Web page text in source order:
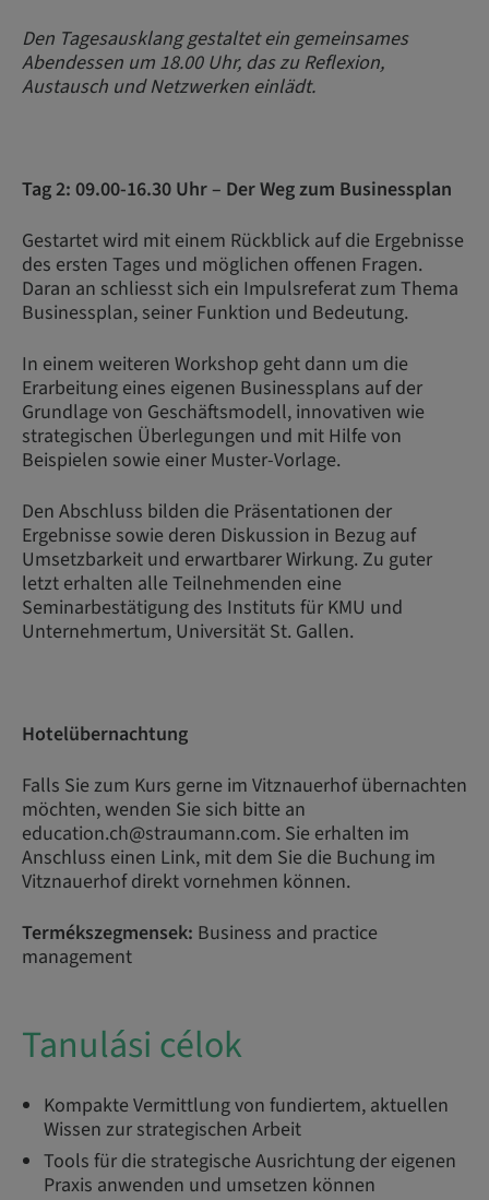
Den Tagesausklang gestaltet ein gemeinsames
Abendessen um 18.00 Uhr, das zu Reflexion,
Austausch und Netzwerken einlädt.
Tag 2: 09.00-16.30 Uhr – Der Weg zum Businessplan
Gestartet wird mit einem Rückblick auf die Ergebnisse
des ersten Tages und möglichen offenen Fragen.
Daran an schliesst sich ein Impulsreferat zum Thema
Businessplan, seiner Funktion und Bedeutung.
In einem weiteren Workshop geht dann um die
Erarbeitung eines eigenen Businessplans auf der
Grundlage von Geschäftsmodell, innovativen wie
strategischen Überlegungen und mit Hilfe von
Beispielen sowie einer Muster-Vorlage.
Den Abschluss bilden die Präsentationen der
Ergebnisse sowie deren Diskussion in Bezug auf
Umsetzbarkeit und erwartbarer Wirkung. Zu guter
letzt erhalten alle Teilnehmenden eine
Seminarbestätigung des Instituts für KMU und
Unternehmertum, Universität St. Gallen.
Hotelübernachtung
Falls Sie zum Kurs gerne im Vitznauerhof übernachten
möchten, wenden Sie sich bitte an
education.ch@straumann.com. Sie erhalten im
Anschluss einen Link, mit dem Sie die Buchung im
Vitznauerhof direkt vornehmen können.
Termékszegmensek: Business and practice
management
Tanulási célok
Kompakte Vermittlung von fundiertem, aktuellen
Wissen zur strategischen Arbeit
Tools für die strategische Ausrichtung der eigenen
Praxis anwenden und umsetzen können